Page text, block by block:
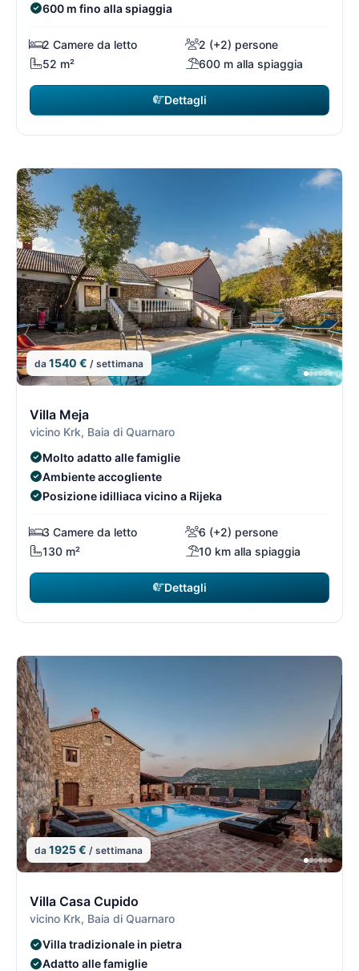
600 m fino alla spiaggia
2 Camere da letto
2 (+2) persone
52 m²
600 m alla spiaggia
Dettagli
da 1540 € / settimana
Villa Meja
vicino Krk, Baia di Quarnaro
Molto adatto alle famiglie
Ambiente accogliente
Posizione idilliaca vicino a Rijeka
3 Camere da letto
6 (+2) persone
130 m²
10 km alla spiaggia
Dettagli
da 1925 € / settimana
Villa Casa Cupido
vicino Krk, Baia di Quarnaro
Villa tradizionale in pietra
Adatto alle famiglie